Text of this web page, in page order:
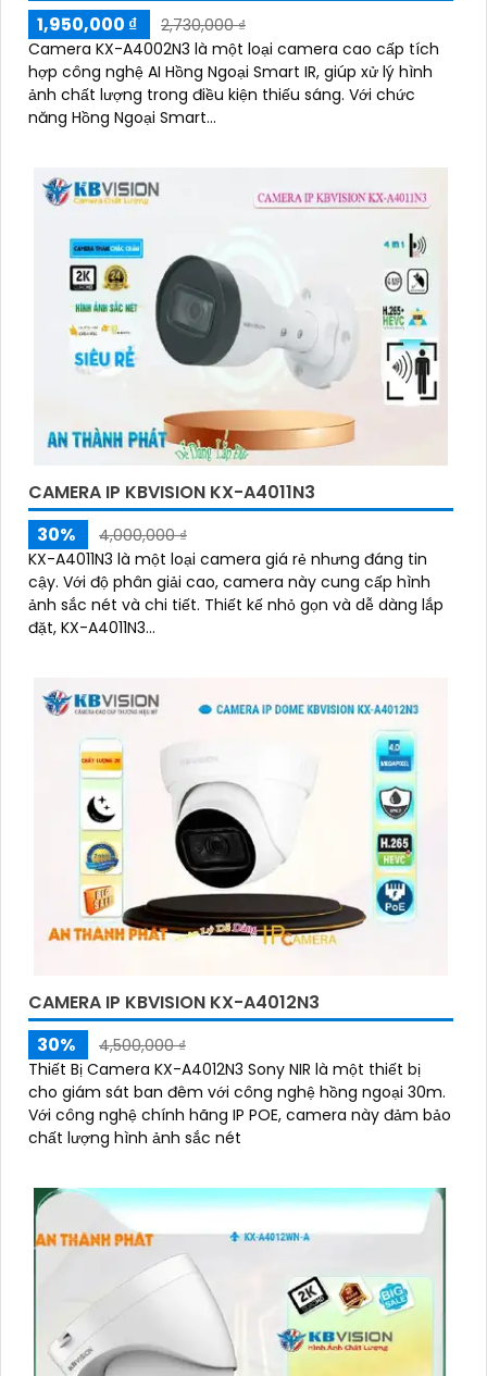
1,950,000 ₫
2,730,000 ₫
Camera KX-A4002N3 là một loại camera cao cấp tích
hợp công nghệ AI Hồng Ngoại Smart IR, giúp xử lý hình
ảnh chất lượng trong điều kiện thiếu sáng. Với chức
năng Hồng Ngoại Smart...
CAMERA IP KBVISION KX-A4011N3
30%
4,000,000 ₫
KX-A4011N3 là một loại camera giá rẻ nhưng đáng tin
cậy. Với độ phân giải cao, camera này cung cấp hình
ảnh sắc nét và chi tiết. Thiết kế nhỏ gọn và dễ dàng lắp
đặt, KX-A4011N3...
CAMERA IP KBVISION KX-A4012N3
30%
4,500,000 ₫
Thiết Bị Camera KX-A4012N3 Sony NIR là một thiết bị
cho giám sát ban đêm với công nghệ hồng ngoại 30m.
Với công nghệ chính hãng IP POE, camera này đảm bảo
chất lượng hình ảnh sắc nét